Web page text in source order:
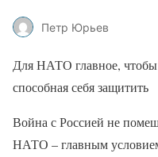
Петр Юрьев
Для НАТО главное,
способная себя защитить
Война с Россией не
НАТО – главным условием